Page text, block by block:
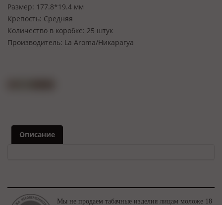
Размер: 177.8*19.4 мм
Крепость: Средняя
Количество в коробке: 25 штук
Производитель: La Aroma/Никарагуа
Описание
Мы не продаем табачные изделия лицам моложе 18